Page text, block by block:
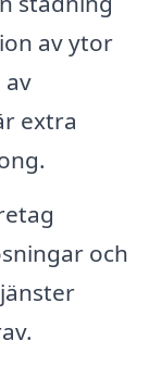
av ytor
extra
och